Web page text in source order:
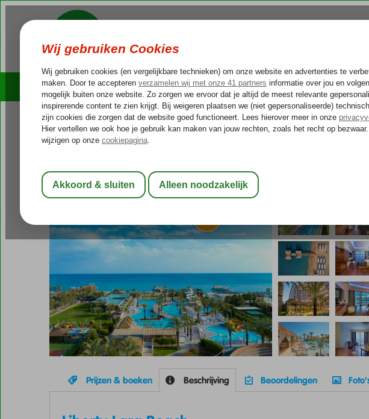
Cruises Outlet Deals Rondreizen
Home
Turkije Turkse Riviera Antalya
Liberty Lara Beach
All Inclusive-Hotel
Prijzen & boeken Beschrijving Beoordelingen